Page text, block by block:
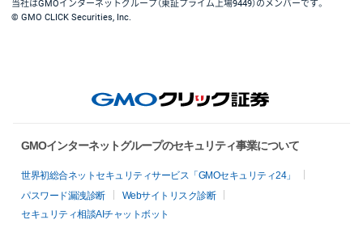
当社はGMOインターネットグループ（東証プライム上場9449）のメンバーです。
© GMO CLICK Securities, Inc.
GMOインターネットグループのセキュリティ事業について
世界初総合ネットセキュリティサービス「GMOセキュリティ24」
パスワード漏洩診断
Webサイトリスク診断
セキュリティ相談AIチャットボット